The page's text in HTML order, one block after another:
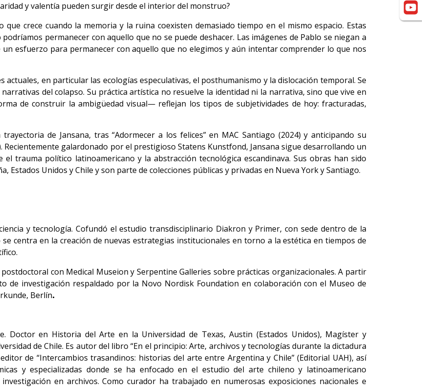
y valentía pueden surgir desde el interior del monstruo?
crece cuando la memoria y la ruina coexisten demasiado tiempo en el mismo espacio. Estas
permanecer con aquello que no se puede deshacer. Las imágenes de Pablo se niegan a
esfuerzo para permanecer con aquello que no elegimos y aún intentar comprender lo que nos
actuales, en particular las ecologías especulativas, el posthumanismo y la dislocación temporal. Se
del colapso. Su práctica artística no resuelve la identidad ni la narrativa, sino que vive en
de construir la ambigüedad visual— reflejan los tipos de subjetividades de hoy: fracturadas,
de Jansana, tras “Adormecer a los felices” en MAC Santiago (2024) y anticipando su
Recientemente galardonado por el prestigioso Statens Kunstfond, Jansana sigue desarrollando un
trauma político latinoamericano y la abstracción tecnológica escandinava. Sus obras han sido
Estados Unidos y Chile y son parte de colecciones públicas y privadas en Nueva York y Santiago.
y tecnología. Cofundó el estudio transdisciplinario Diakron y Primer, con sede dentro de la
centra en la creación de nuevas estrategias institucionales en torno a la estética en tiempos de
con Medical Museion y Serpentine Galleries sobre prácticas organizacionales. A partir
de investigación respaldado por la Novo Nordisk Foundation en colaboración con el Museo de
Berlín.
Doctor en Historia del Arte en la Universidad de Texas, Austin (Estados Unidos), Magíster y
de Chile. Es autor del libro “En el principio: Arte, archivos y tecnologías durante la dictadura
de “Intercambios trasandinos: historias del arte entre Argentina y Chile” (Editorial UAH), así
y especializadas donde se ha enfocado en el estudio del arte chileno y latinoamericano
en archivos. Como curador ha trabajado en numerosas exposiciones nacionales e